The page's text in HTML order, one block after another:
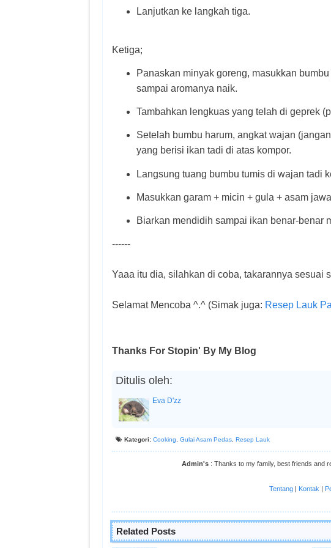
Lanjutkan ke langkah tiga.
Ketiga;
Panaskan minyak goreng, masukkan
sampai aromanya naik.
Tambahkan lengkuas yang telah di geprek
Setelah bumbu harum, angkat wajan
yang berisi ikan tadi di atas kompor.
Langsung tuang bumbu tumis di wajan tadi
Masukkan garam + micin + gula + asam
Biarkan mendidih sampai ikan benar-benar
------
Yaaa itu dia, silahkan di coba, takarannya sesuai
Selamat Mencoba ^.^ (Simak juga: Resep Lauk
Thanks For Stopin' By My Blog
Ditulis oleh:
Eva D'zz
Kategori: Cooking Gulai Asam Pedas Resep Lauk
Admin's : Thanks to my family, best friends and
Tentang| Kontak|
Related Posts